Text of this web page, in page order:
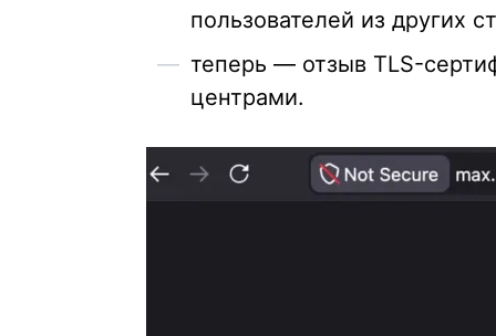
пользователей из других
теперь — отзыв TLS-
центрами.